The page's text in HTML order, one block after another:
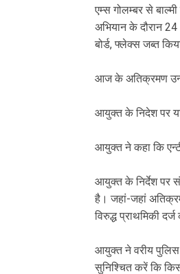
एम्स गोलम्बर से
अभियान के दौरान
बोर्ड, फ्लेक्स जब्त
आज के अतिक्रमण
आयुक्त के निदेश पर
आयुक्त ने कहा कि
आयुक्त के निर्देश पर
है। जहां-जहां
विरुद्ध प्राथमिकी
आयुक्त ने वरीय पुलिस
सुनिश्चित करें कि